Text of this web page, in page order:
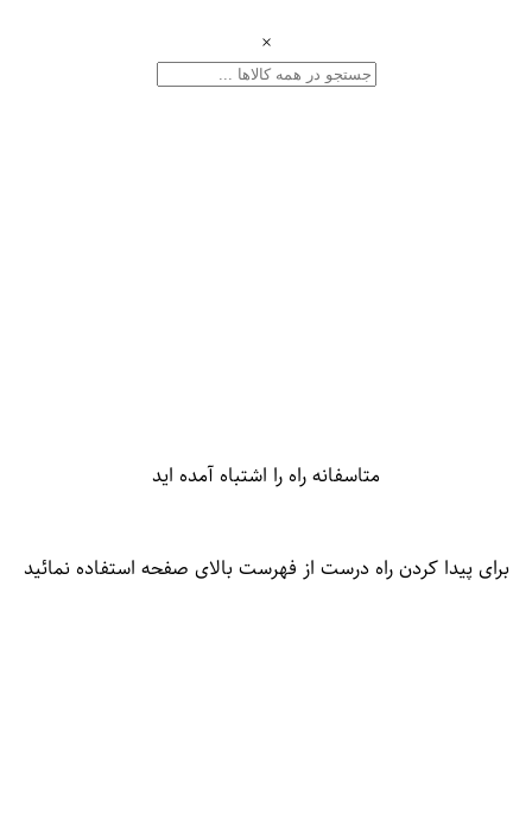
×
متاسفانه راه را اشتباه آمده اید
برای پیدا کردن راه درست از فهرست بالای صفحه استفاده نمائید